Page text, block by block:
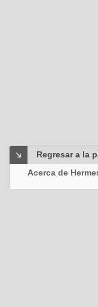
Regresar a la
Acerca de